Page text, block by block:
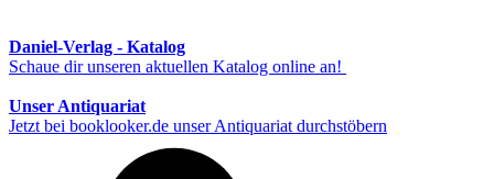
Daniel-Verlag - Katalog
Schaue dir unseren aktuellen Katalog online an!
Unser Antiquariat
Jetzt bei booklooker.de unser Antiquariat durchstöbern